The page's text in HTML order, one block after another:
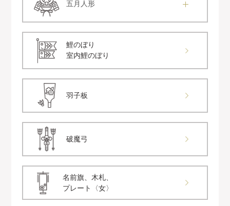
五月人形
鯉のぼり
室内鯉のぼり
羽子板
破魔弓
名前旗、木札、
プレート〈女〉